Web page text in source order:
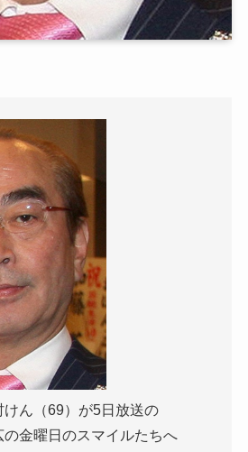
けん（69）が5日放送の
金曜日のスマイルたちへ